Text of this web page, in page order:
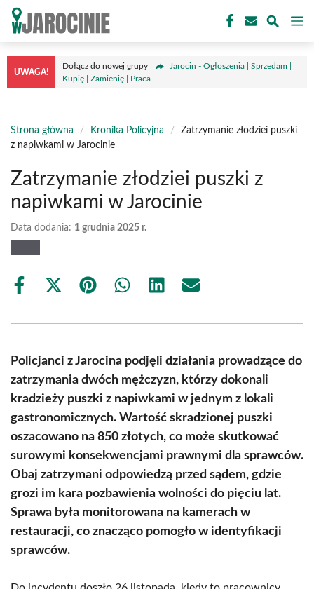
Przejdź
treści
UWAGA!
Dołącz do nowej grupy
Jarocin - Ogłoszenia | Sprzedam |
Kupię | Zamienię | Praca
Strona główna / Kronika Policyjna /
Zatrzymanie złodziei puszki
z napiwkami w Jarocinie
Zatrzymanie złodziei puszki z
napiwkami w Jarocinie
Data dodania: 1 grudnia 2025 r.
Share
Share
(Twitter)
Share Share Share Share
Policjanci z Jarocina podjęli działania prowadzące do
zatrzymania dwóch mężczyzn, którzy dokonali
kradzieży puszki z napiwkami w jednym z lokali
gastronomicznych. Wartość skradzionej puszki
oszacowano na 850 złotych, co może skutkować
surowymi konsekwencjami prawnymi dla sprawców.
Obaj zatrzymani odpowiedzą przed sądem, gdzie
grozi im kara pozbawienia wolności do pięciu lat.
Sprawa była monitorowana na kamerach w
restauracji, co znacząco pomogło w identyfikacji
sprawców.